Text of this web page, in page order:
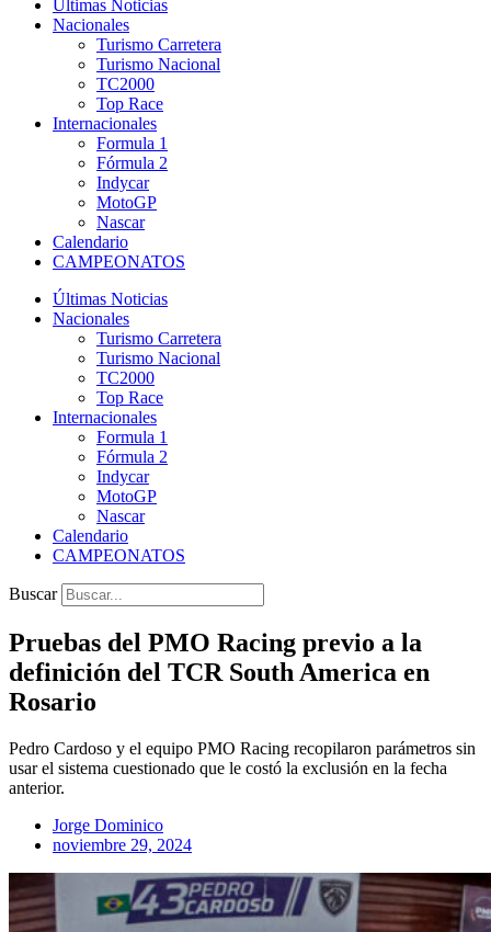
Últimas Noticias
Nacionales
Turismo Carretera
Turismo Nacional
TC2000
Top Race
Internacionales
Formula 1
Fórmula 2
Indycar
MotoGP
Nascar
Calendario
CAMPEONATOS
Últimas Noticias
Nacionales
Turismo Carretera
Turismo Nacional
TC2000
Top Race
Internacionales
Formula 1
Fórmula 2
Indycar
MotoGP
Nascar
Calendario
CAMPEONATOS
Buscar
Pruebas del PMO Racing previo a la
definición del TCR South America en
Rosario
Pedro Cardoso y el equipo PMO Racing recopilaron parámetros sin
usar el sistema cuestionado que le costó la exclusión en la fecha
anterior.
Jorge Dominico
noviembre 29, 2024